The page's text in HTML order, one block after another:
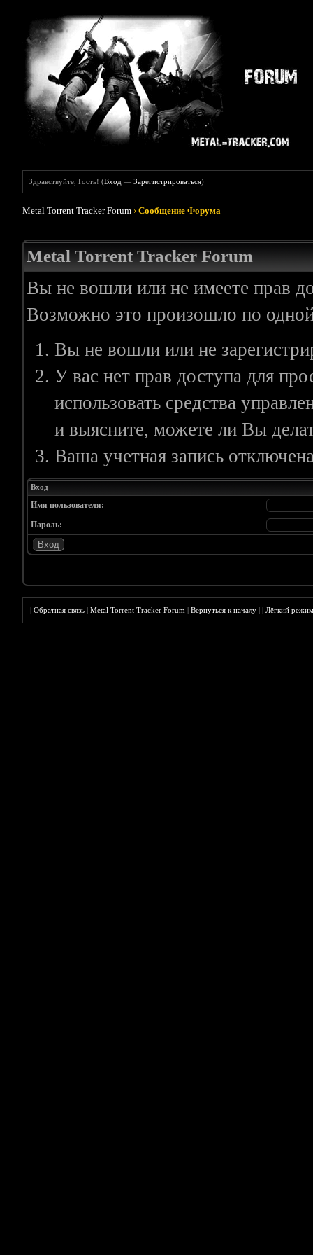
Здравствуйте, Гость! (Вход —Зарегистрироваться)
Metal Torrent Tracker Forum ›Сообщение Форума
Metal Torrent Tracker Forum
Вы не вошли или не имеете прав
Возможно это произошло по
Вы не вошли или не
У вас нет прав доступа для
использовать средства
и выясните, можете ли Вы
Ваша учетная запись
Вход
Имя пользователя:
Пароль:
|Обратная связь |Metal Torrent Tracker Forum |Вернуться к началу ||Лёгкий